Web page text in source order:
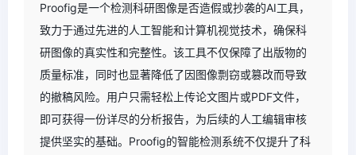
Proofig是一个检测科研图像是否造假或抄袭的AI工具，
致力于通过先进的人工智能和计算机视觉技术，确保科
研图像的真实性和完整性。该工具不仅保障了出版物的
质量标准，同时也显著降低了因图像剽窃或篡改而导致
的撤稿风险。用户只需轻松上传论文图片或PDF文件，
即可获得一份详尽的分析报告，为后续的人工编辑审核
提供坚实的基础。Proofig的智能检测系统不仅提升了科